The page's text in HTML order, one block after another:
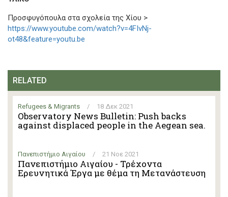
Προσφυγόπουλα στα σχολεία της Χίου >
https://www.youtube.com/watch?v=4FIvNj-
ot48&feature=youtu.be
RELATED
Refugees & Migrants / 18 Δεκ 2021
Observatory News Bulletin: Push backs
against displaced people in the Aegean sea.
Πανεπιστήμιο Αιγαίου / 21 Νοε 2021
Πανεπιστήμιο Αιγαίου - Τρέχοντα
Ερευνητικά Έργα με θέμα τη Μετανάστευση